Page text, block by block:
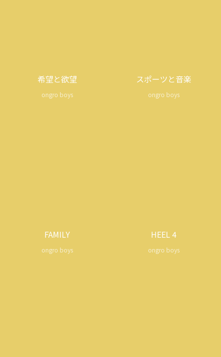
希望と欲望
ongro boys
スポーツと音楽
ongro boys
FAMILY
ongro boys
HEEL 4
ongro boys